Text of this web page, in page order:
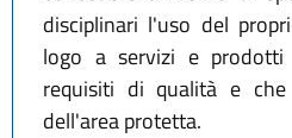
disciplinari l'uso del
logo a servizi e prodotti
requisiti di qualità e
dell'area protetta.